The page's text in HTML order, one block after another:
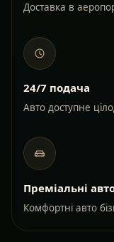
Доставка в
24/7 подача
Авто доступне
Преміальні
Комфортні авто